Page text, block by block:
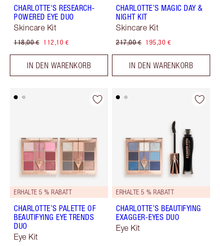
CHARLOTTE'S RESEARCH-
POWERED EYE DUO
Skincare Kit
118,00 € 112,10 €
IN DEN WARENKORB
CHARLOTTE’S MAGIC DAY &
NIGHT KIT
Skincare Kit
217,00 € 195,30 €
IN DEN WARENKORB
ERHALTE 5 % RABATT
CHARLOTTE’S PALETTE OF
BEAUTIFYING EYE TRENDS
DUO
Eye Kit
ERHALTE 5 % RABATT
CHARLOTTE’S BEAUTIFYING
EXAGGER-EYES DUO
Eye Kit